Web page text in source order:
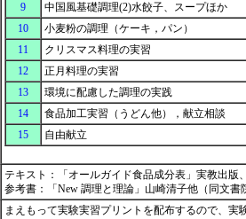
9
中国風基礎調理(2)水餃子、スープほか
10
小麦粉の調理（ケーキ，パン）
11
クリスマス料理の実習
12
正月料理の実習
13
環境に配慮した調理の実践
14
食品加工実習（うどん他），献立相談
15
自由献立
テキスト：「オールガイド食品成分表」実教出版
参考書：「New 調理と理論」山崎清子他（同文書
まえもって実験実習プリントを配布するので、